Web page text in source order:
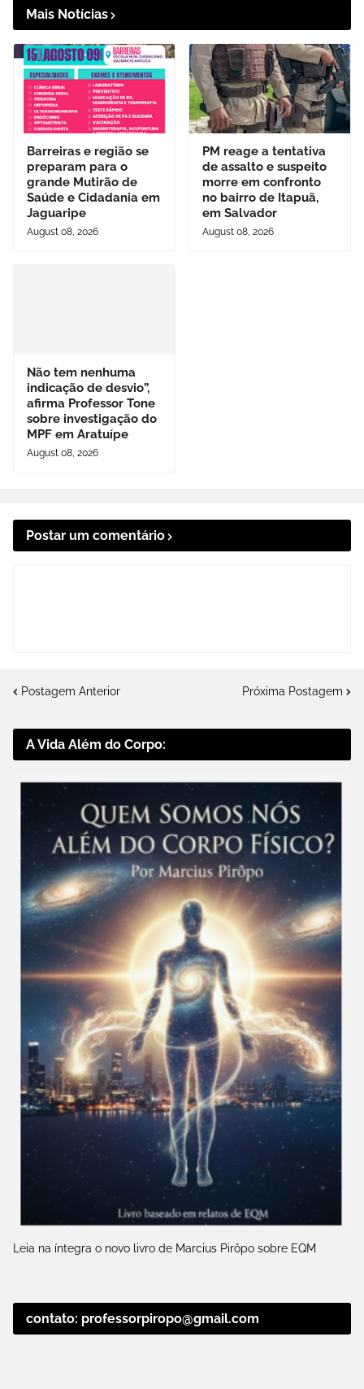
Mais Notícias
Barreiras e região se
preparam para o
grande Mutirão de
Saúde e Cidadania em
Jaguaripe
August 08, 2026
PM reage a tentativa
de assalto e suspeito
morre em confronto
no bairro de Itapuã,
em Salvador
August 08, 2026
Não tem nenhuma
indicação de desvio”,
afirma Professor Tone
sobre investigação do
MPF em Aratuípe
August 08, 2026
Postar um comentário
Postagem Anterior Próxima Postagem
A Vida Além do Corpo:
Leia na íntegra o novo livro de Marcius Pirôpo sobre EQM
contato: professorpiropo@gmail.com